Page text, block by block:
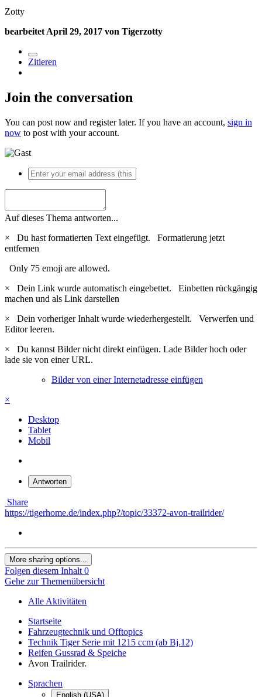
Zotty
bearbeitet April 29, 2017 von Tigerzotty
Zitieren
Join the conversation
You can post now and register later. If you have an account, sign in
now to post with your account.
Auf dieses Thema antworten...
×
Du hast formatierten Text eingefügt. Formatierung jetzt
entfernen
Only 75 emoji are allowed.
×
Dein Link wurde automatisch eingebettet. Einbetten rückgängig
machen und als Link darstellen
×
Dein vorheriger Inhalt wurde wiederhergestellt. Verwerfen und
Editor leeren.
×
Du kannst Bilder nicht direkt einfügen. Lade Bilder hoch oder
lade sie von einer URL.
Bilder von einer Internetadresse einfügen
×
Desktop
Tablet
Mobil
Antworten
Share
https://tigerhome.de/index.php?/topic/33372-avon-trailrider/
More sharing options...
Folgen diesem Inhalt 0
Gehe zur Themenübersicht
Alle Aktivitäten
Startseite
Fahrzeugtechnik und Offtopics
Technik Tiger Serie mit 1215 ccm (ab Bj.12)
Reifen Gussrad & Speiche
Avon Trailrider.
Sprachen
English (USA)